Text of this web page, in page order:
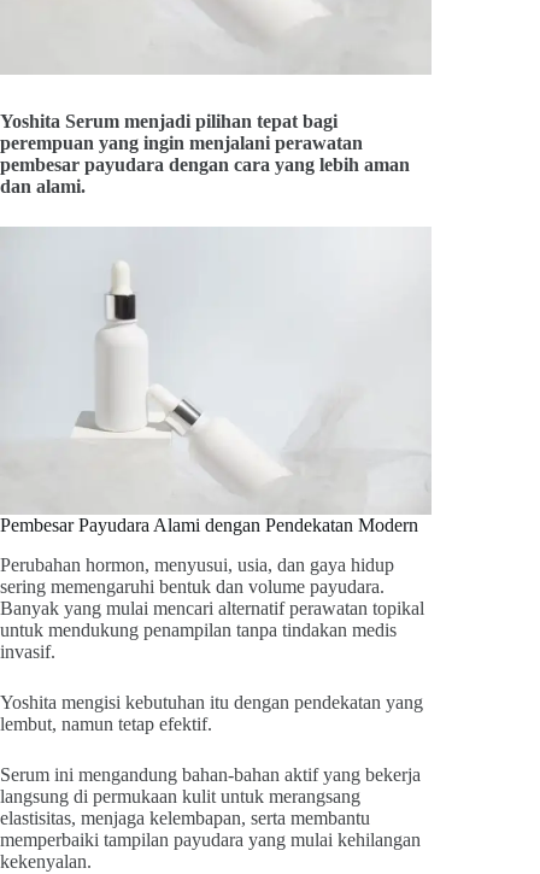
Yoshita Serum menjadi pilihan tepat bagi
perempuan yang ingin menjalani perawatan
pembesar payudara dengan cara yang lebih aman
dan alami.
Pembesar Payudara Alami dengan Pendekatan Modern
Perubahan hormon, menyusui, usia, dan gaya hidup
sering memengaruhi bentuk dan volume payudara.
Banyak yang mulai mencari alternatif perawatan topikal
untuk mendukung penampilan tanpa tindakan medis
invasif.
Yoshita mengisi kebutuhan itu dengan pendekatan yang
lembut, namun tetap efektif.
Serum ini mengandung bahan-bahan aktif yang bekerja
langsung di permukaan kulit untuk merangsang
elastisitas, menjaga kelembapan, serta membantu
memperbaiki tampilan payudara yang mulai kehilangan
kekenyalan.